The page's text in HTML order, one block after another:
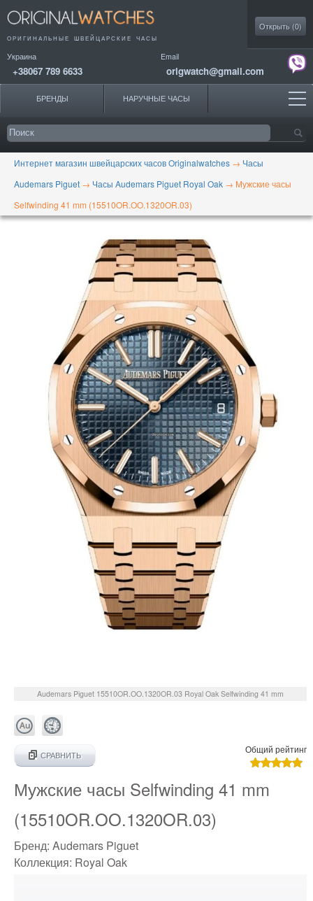
ОРИГИНАЛЬНЫЕ ШВЕЙЦАРСКИЕ ЧАСЫ
Украина
+38067 789 6633
Email
origwatch@gmail.com
Открыть (0)
БРЕНДЫ НАРУЧНЫЕ ЧАСЫ
Интернет магазин швейцарских часов Originalwatches → Часы
Audemars Piguet → Часы Audemars Piguet Royal Oak → Мужские часы
Selfwinding 41 mm (15510OR.OO.1320OR.03)
Audemars Piguet 15510OR.OO.1320OR.03 Royal Oak Selfwinding 41 mm
СРАВНИТЬ
Общий рейтинг
Мужские часы Selfwinding 41 mm
(15510OR.OO.1320OR.03)
Бренд: Audemars Piguet
Коллекция: Royal Oak